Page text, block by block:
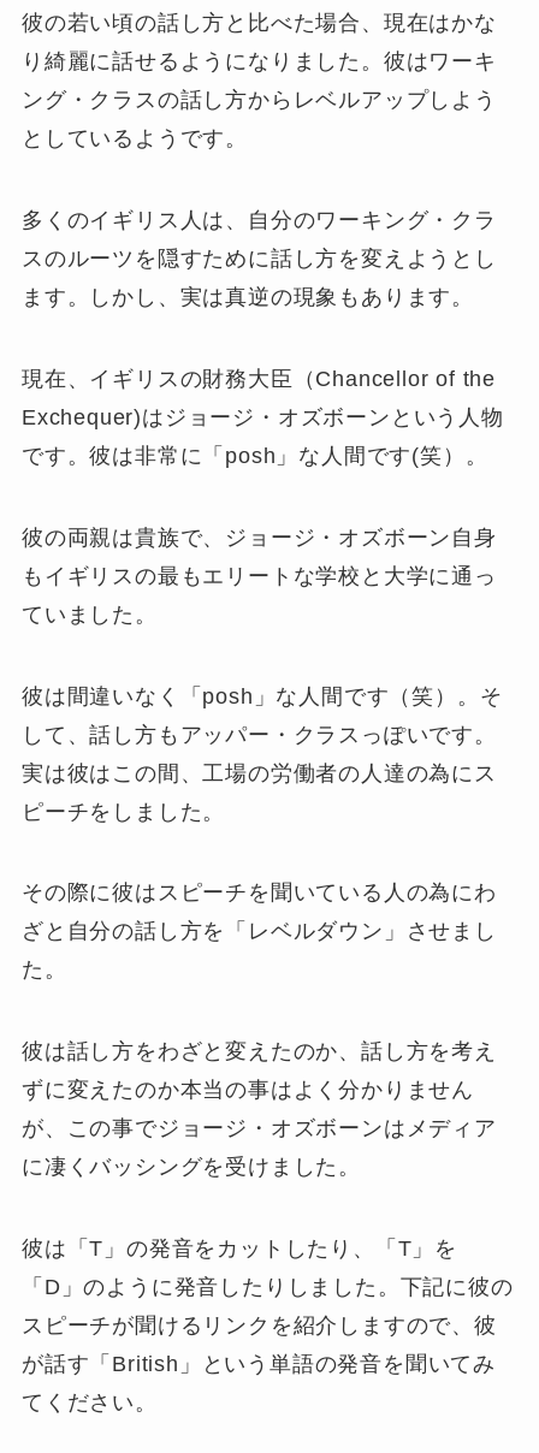
彼の若い頃の話し方と比べた場合、現在はかな
り綺麗に話せるようになりました。彼はワーキ
ング・クラスの話し方からレベルアップしよう
としているようです。
多くのイギリス人は、自分のワーキング・クラ
スのルーツを隠すために話し方を変えようとし
ます。しかし、実は真逆の現象もあります。
現在、イギリスの財務大臣（Chancellor of the
Exchequer)はジョージ・オズボーンという人物
です。彼は非常に「posh」な人間です(笑）。
彼の両親は貴族で、ジョージ・オズボーン自身
もイギリスの最もエリートな学校と大学に通っ
ていました。
彼は間違いなく「posh」な人間です（笑）。そ
して、話し方もアッパー・クラスっぽいです。
実は彼はこの間、工場の労働者の人達の為にス
ピーチをしました。
その際に彼はスピーチを聞いている人の為にわ
ざと自分の話し方を「レベルダウン」させまし
た。
彼は話し方をわざと変えたのか、話し方を考え
ずに変えたのか本当の事はよく分かりません
が、この事でジョージ・オズボーンはメディア
に凄くバッシングを受けました。
彼は「T」の発音をカットしたり、「T」を
「D」のように発音したりしました。下記に彼の
スピーチが聞けるリンクを紹介しますので、彼
が話す「British」という単語の発音を聞いてみ
てください。